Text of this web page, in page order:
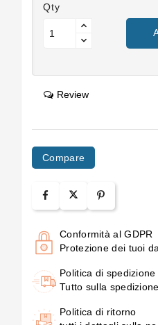
Qty
Review
Compare
Conformità al GDPR
Protezione dei tuoi
Politica di spedizione
Tutto sulla
Politica di ritorno